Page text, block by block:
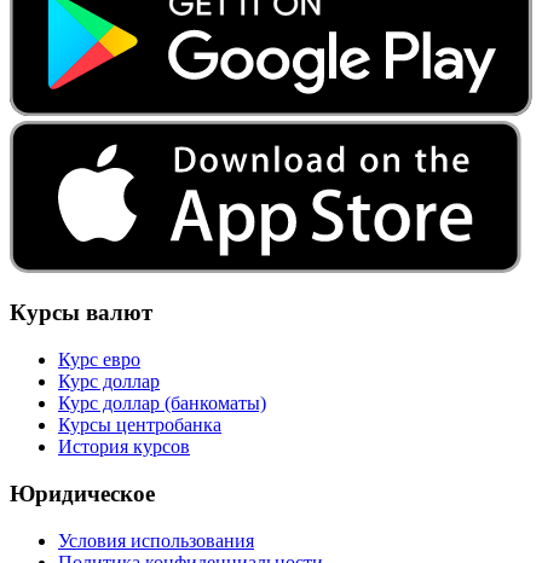
Курсы валют
Курс евро
Курс доллар
Курс доллар (банкоматы)
Курсы центробанка
История курсов
Юридическое
Условия использования